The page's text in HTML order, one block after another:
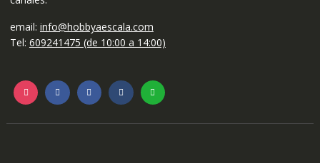
email: info@hobbyaescala.com
Tel: 609241475 (de 10:00 a 14:00)